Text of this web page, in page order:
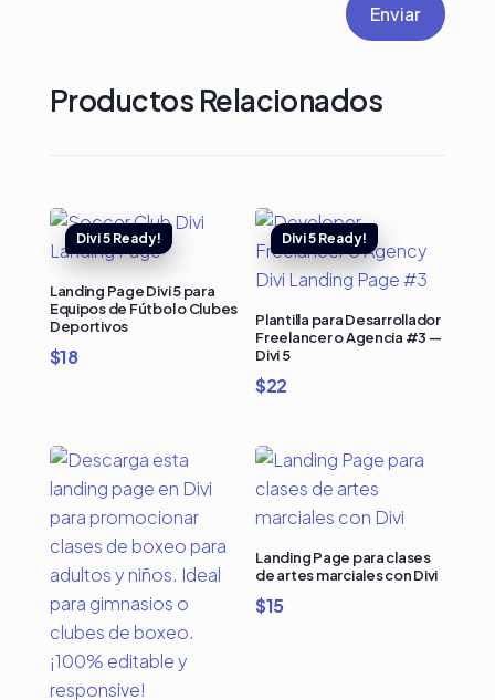
Enviar
Productos Relacionados
Landing Page Divi 5 para
Equipos de Fútbol o Clubes
Deportivos
$18
Plantilla para Desarrollador
Freelancer o Agencia #3 —
Divi 5
$22
Landing Page para clases
de artes marciales con Divi
$15